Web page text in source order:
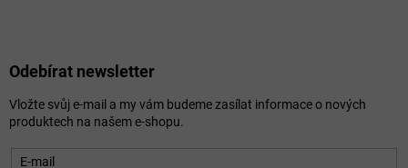
Odebírat newsletter
Vložte svůj e-mail a my vám budeme zasílat informace o nových
produktech na našem e-shopu.
E-mail